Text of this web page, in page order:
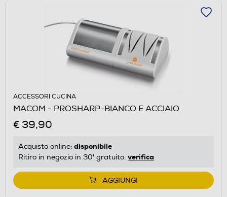
ACCESSORI CUCINA
MACOM - PROSHARP-BIANCO E ACCIAIO
€ 39,90
Acquisto online: disponibile
Ritiro in negozio in 30' gratuito: verifica
AGGIUNGI